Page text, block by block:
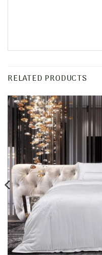
RELATED PRODUCTS